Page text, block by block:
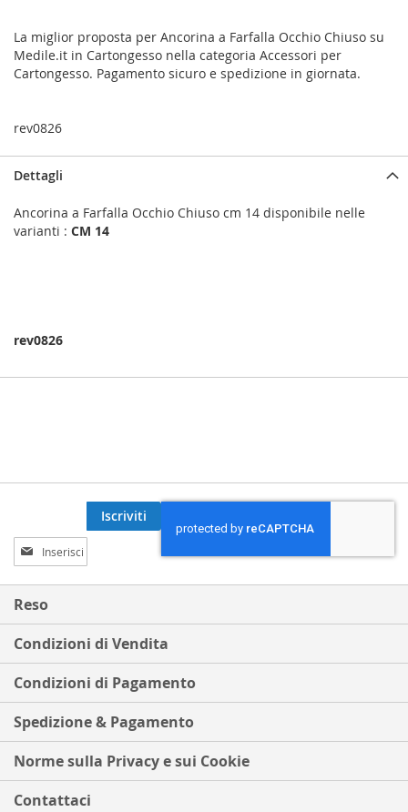
La miglior proposta per Ancorina a Farfalla Occhio Chiuso su
Medile.it in Cartongesso nella categoria Accessori per
Cartongesso. Pagamento sicuro e spedizione in giornata.
rev0826
Dettagli
Ancorina a Farfalla Occhio Chiuso cm 14 disponibile nelle
varianti : CM 14
rev0826
Iscriviti
alla
nostra
Newsletter:
Iscriviti
Reso
Condizioni di Vendita
Condizioni di Pagamento
Spedizione & Pagamento
Norme sulla Privacy e sui Cookie
Contattaci